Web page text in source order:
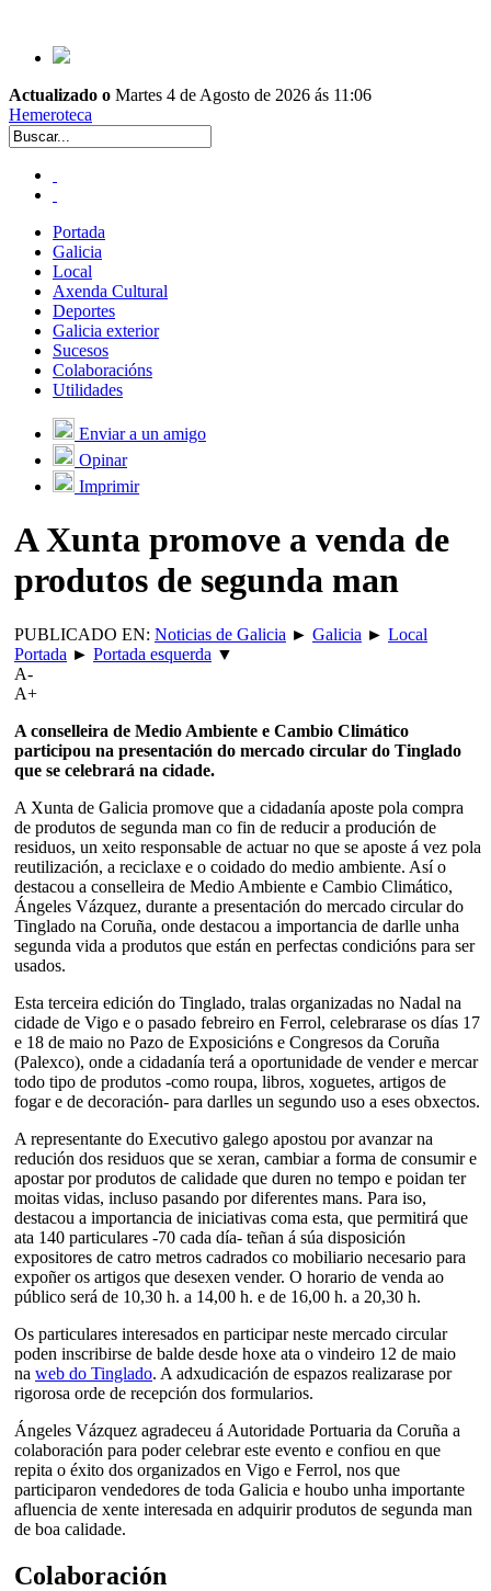
Actualizado o Martes 4 de Agosto de 2026 ás 11:06
Hemeroteca
Portada
Galicia
Local
Axenda Cultural
Deportes
Galicia exterior
Sucesos
Colaboracións
Utilidades
Enviar a un amigo
Opinar
Imprimir
A Xunta promove a venda de
produtos de segunda man
PUBLICADO EN: Noticias de Galicia ► Galicia ► Local
Portada ► Portada esquerda ▼
A-
A+
A conselleira de Medio Ambiente e Cambio Climático
participou na presentación do mercado circular do Tinglado
que se celebrará na cidade.
A Xunta de Galicia promove que a cidadanía aposte pola compra
de produtos de segunda man co fin de reducir a produción de
residuos, un xeito responsable de actuar no que se aposte á vez pola
reutilización, a reciclaxe e o coidado do medio ambiente. Así o
destacou a conselleira de Medio Ambiente e Cambio Climático,
Ángeles Vázquez, durante a presentación do mercado circular do
Tinglado na Coruña, onde destacou a importancia de darlle unha
segunda vida a produtos que están en perfectas condicións para ser
usados.
Esta terceira edición do Tinglado, tralas organizadas no Nadal na
cidade de Vigo e o pasado febreiro en Ferrol, celebrarase os días 17
e 18 de maio no Pazo de Exposicións e Congresos da Coruña
(Palexco), onde a cidadanía terá a oportunidade de vender e mercar
todo tipo de produtos -como roupa, libros, xoguetes, artigos de
fogar e de decoración- para darlles un segundo uso a eses obxectos.
A representante do Executivo galego apostou por avanzar na
redución dos residuos que se xeran, cambiar a forma de consumir e
apostar por produtos de calidade que duren no tempo e poidan ter
moitas vidas, incluso pasando por diferentes mans. Para iso,
destacou a importancia de iniciativas coma esta, que permitirá que
ata 140 particulares -70 cada día- teñan á súa disposición
expositores de catro metros cadrados co mobiliario necesario para
expoñer os artigos que desexen vender. O horario de venda ao
público será de 10,30 h. a 14,00 h. e de 16,00 h. a 20,30 h.
Os particulares interesados en participar neste mercado circular
poden inscribirse de balde desde hoxe ata o vindeiro 12 de maio
na web do Tinglado. A adxudicación de espazos realizarase por
rigorosa orde de recepción dos formularios.
Ángeles Vázquez agradeceu á Autoridade Portuaria da Coruña a
colaboración para poder celebrar este evento e confiou en que
repita o éxito dos organizados en Vigo e Ferrol, nos que
participaron vendedores de toda Galicia e houbo unha importante
afluencia de xente interesada en adquirir produtos de segunda man
de boa calidade.
Colaboración